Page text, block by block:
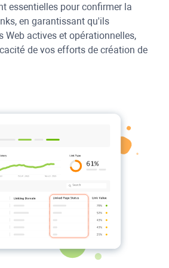
essentielles pour confirmer la
en garantissant qu'ils
Web actives et opérationnelles,
de vos efforts de création de